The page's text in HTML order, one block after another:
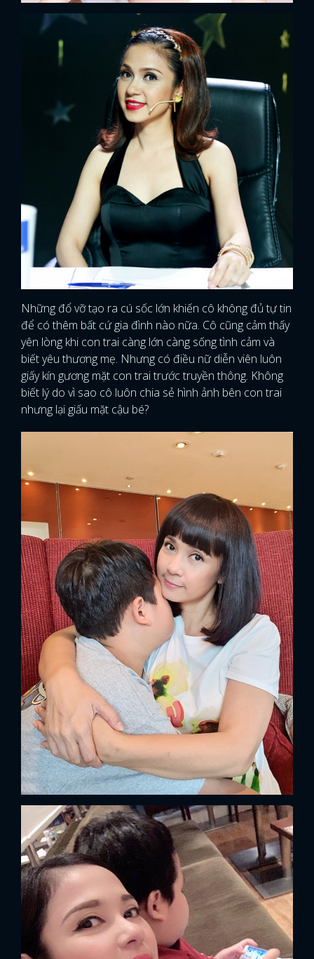
FACEBOOK GOOGLE
Những đổ vỡ tạo ra cú sốc lớn khiến cô không đủ tự tin
để có thêm bất cứ gia đình nào nữa. Cô cũng cảm thấy
yên lòng khi con trai càng lớn càng sống tình cảm và
biết yêu thương mẹ. Nhưng có điều nữ diễn viên luôn
giấy kín gương mặt con trai trước truyền thông. Không
biết lý do vì sao cô luôn chia sẻ hình ảnh bên con trai
nhưng lại giấu mặt cậu bé?